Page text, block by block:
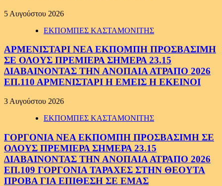
5 Αυγούστου 2026
ΕΚΠΟΜΠΕΣ ΚΑΣΤΑΜΟΝΙΤΗΣ
ΑΡΜΕΝΙΣΤΑΡΙ ΝΕΑ ΕΚΠΟΜΠΗ ΠΡΟΣΒΑΣΙΜΗ
ΣΕ ΟΛΟΥΣ ΠΡΕΜΙΕΡΑ ΣΗΜΕΡΑ 23.15
ΔΙΑΒΑΙΝΟΝΤΑΣ ΤΗΝ ΑΝΟΠΑΙΑ ΑΤΡΑΠΟ 2026
ΕΠ.110 ΑΡΜΕΝΙΣΤΑΡΙ Η ΕΜΕΙΣ Η ΕΚΕΙΝΟΙ
3 Αυγούστου 2026
ΕΚΠΟΜΠΕΣ ΚΑΣΤΑΜΟΝΙΤΗΣ
ΓΟΡΓΟΝΙΑ ΝΕΑ ΕΚΠΟΜΠΗ ΠΡΟΣΒΑΣΙΜΗ ΣΕ
ΟΛΟΥΣ ΠΡΕΜΙΕΡΑ ΣΗΜΕΡΑ 23.15
ΔΙΑΒΑΙΝΟΝΤΑΣ ΤΗΝ ΑΝΟΠΑΙΑ ΑΤΡΑΠΟ 2026
ΕΠ.109 ΓΟΡΓΟΝΙΑ ΤΑΡΑΧΕΣ ΣΤΗΝ ΘΕΟΥΤΑ
ΠΡΟΒΑ ΓΙΑ ΕΠΙΘΕΣΗ ΣΕ ΕΜΑΣ